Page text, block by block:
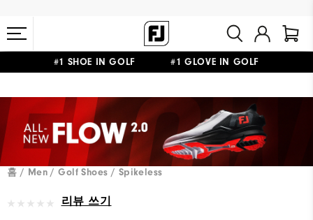
#1 SHOE IN GOLF #1 GLOVE IN GOLF
10만원 이상 구매 시 배송·반품 무료
홈 Men Golf Shoes Spikeless
리뷰 쓰기